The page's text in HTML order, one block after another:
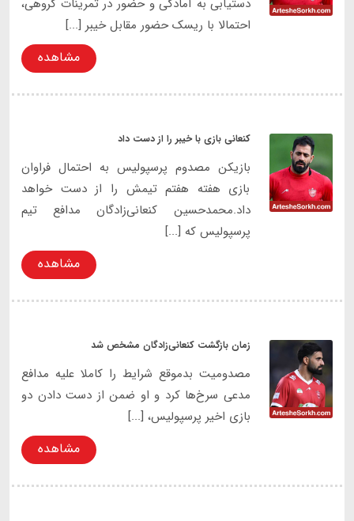
احتمالا با ریسک حضور مقابل خیبر [...]
مشاهده
کنعانی بازی با خیبر را از دست داد
بازیکن مصدوم پرسپولیس به احتمال فراوان
بازی هفته هفتم تیمش را از دست خواهد
داد.محمدحسین کنعانی‌زادگان مدافع تیم
پرسپولیس که [...]
مشاهده
زمان بازگشت کنعانی‌زادگان مشخص شد
مصدومیت بدموقع شرایط را کاملا علیه مدافع
مدعی سرخ‌ها کرد و او ضمن از دست دادن دو
بازی اخیر پرسپولیس، [...]
مشاهده